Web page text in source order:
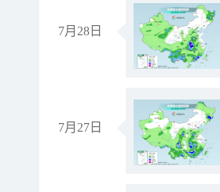
7月28日
7月27日